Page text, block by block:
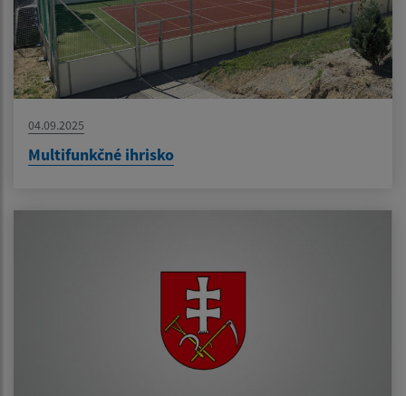
04.09.2025
Multifunkčné ihrisko